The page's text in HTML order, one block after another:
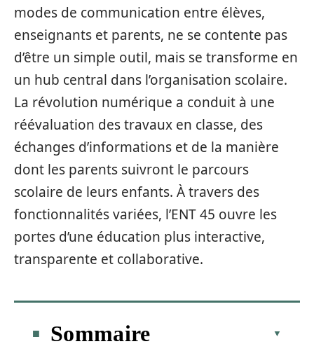
modes de communication entre élèves,
enseignants et parents, ne se contente pas
d’être un simple outil, mais se transforme en
un hub central dans l’organisation scolaire.
La révolution numérique a conduit à une
réévaluation des travaux en classe, des
échanges d’informations et de la manière
dont les parents suivront le parcours
scolaire de leurs enfants. À travers des
fonctionnalités variées, l’ENT 45 ouvre les
portes d’une éducation plus interactive,
transparente et collaborative.
Sommaire